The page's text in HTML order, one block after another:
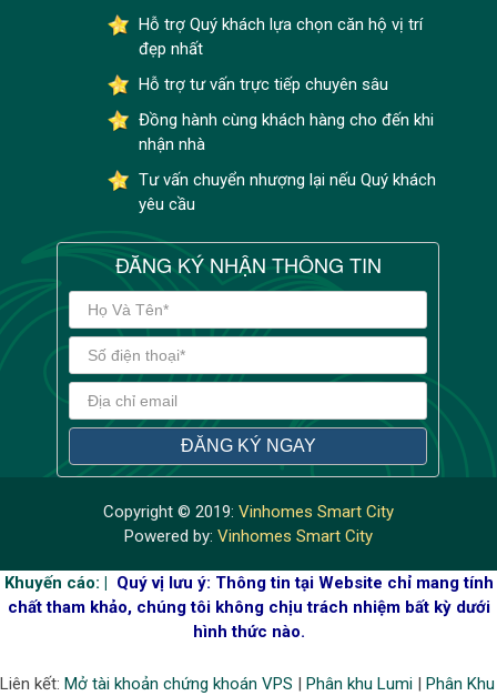
Hỗ trợ Quý khách lựa chọn căn hộ vị trí
đẹp nhất
Hỗ trợ tư vấn trực tiếp chuyên sâu
Đồng hành cùng khách hàng cho đến khi
nhận nhà
Tư vấn chuyển nhượng lại nếu Quý khách
yêu cầu
ĐĂNG KÝ NHẬN THÔNG TIN
Copyright © 2019: Vinhomes Smart City
Powered by: Vinhomes Smart City
Khuyến cáo: | Quý vị lưu ý: Thông tin tại Website chỉ mang tính
chất tham khảo, chúng tôi không chịu trách nhiệm bất kỳ dưới
hình thức nào.
Liên kết: Mở tài khoản chứng khoán VPS | Phân khu Lumi | Phân Khu